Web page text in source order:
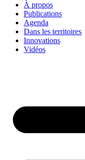
À propos
Publications
Agenda
Dans les territoires
Innovations
Vidéos